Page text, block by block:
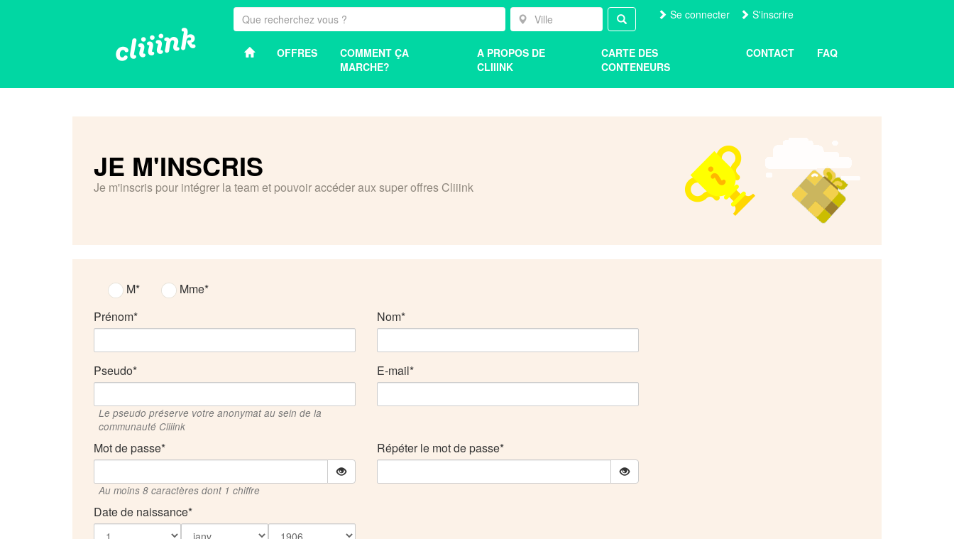
Se connecter S'inscrire
OFFRES
COMMENT ÇA
MARCHE?
A PROPOS DE
CLIIINK
CARTE DES
CONTENEURS
CONTACT FAQ
JE M'INSCRIS
Je m'inscris pour intégrer la team et pouvoir accéder aux super offres Cliiink
M
Mme
Prénom
Nom
Pseudo
Le pseudo préserve votre anonymat au sein de la
communauté Cliiink
E-mail
Mot de passe
Au moins 8 caractères dont 1 chiffre
Répéter le mot de passe
Date de naissance